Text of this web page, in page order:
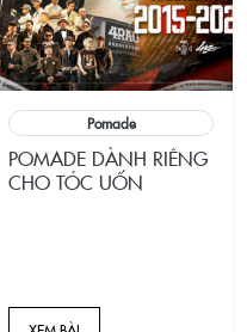
Pomade
POMADE DÀNH RIÊNG
CHO TÓC UỐN